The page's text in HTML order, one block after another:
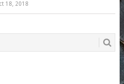
18, 2018